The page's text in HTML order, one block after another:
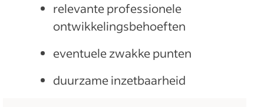
relevante professionele
ontwikkelingsbehoeften
eventuele zwakke punten
duurzame inzetbaarheid